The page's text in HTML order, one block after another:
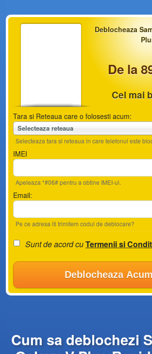
Deblocheaza
De la
Cel mai
Tara si Reteaua care o folosesti acum:
Selecteaza reteaua
Selecteaza tara si reteaua in care telefonul este
IMEI
Apeleaza *#06# pentru a obtine IMEI-ul.
Email:
Pe ce adresa iti trimitem codul de deblocare?
Sunt de acord cuTermenii si
Deblocheaza Acum
Cum sa deblochezi